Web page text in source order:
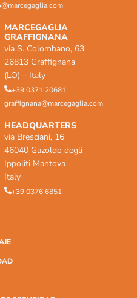
MARCEGAGLIA
GRAFFIGNANA
via S. Colombano, 63
26813 Graffignana
(LO) – Italy
+39 0371 20681
graffignana@marcegaglia.com
HEADQUARTERS
via Bresciani, 16
46040 Gazoldo degli
Ippoliti Mantova
Italy
+39 0376 6851